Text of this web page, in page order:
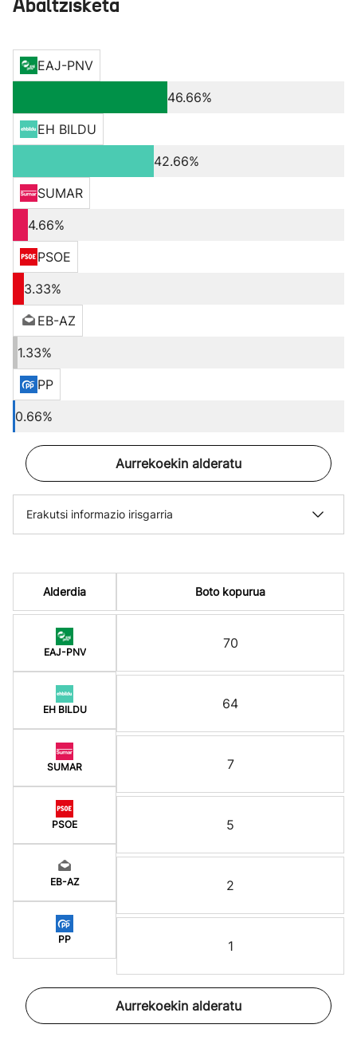
Abaltzisketa
EAJ-PNV
46.66%
EH BILDU
42.66%
SUMAR
4.66%
PSOE
3.33%
EB-AZ
1.33%
PP
0.66%
Aurrekoekin alderatu
Erakutsi informazio irisgarria
Alderdia
EAJ-PNV
EH BILDU
SUMAR
PSOE
EB-AZ
PP
Boto kopurua
70
64
7
5
2
1
Aurrekoekin alderatu